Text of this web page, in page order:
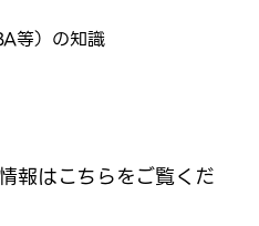
等）の知識
報はこちらをご覧くだ